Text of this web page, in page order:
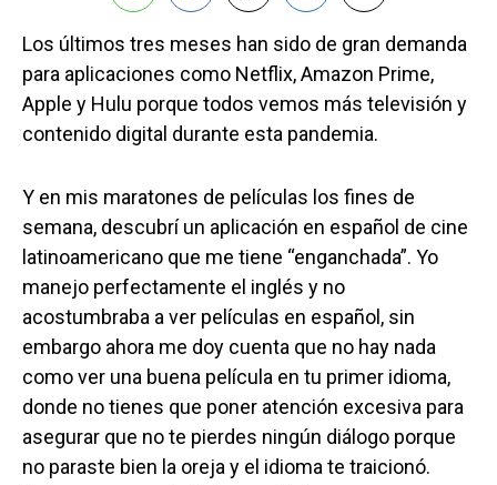
Los últimos tres meses han sido de gran demanda
para aplicaciones como Netflix, Amazon Prime,
Apple y Hulu porque todos vemos más televisión y
contenido digital durante esta pandemia.
Y en mis maratones de películas los fines de
semana, descubrí un aplicación en español de cine
latinoamericano que me tiene “enganchada”. Yo
manejo perfectamente el inglés y no
acostumbraba a ver películas en español, sin
embargo ahora me doy cuenta que no hay nada
como ver una buena película en tu primer idioma,
donde no tienes que poner atención excesiva para
asegurar que no te pierdes ningún diálogo porque
no paraste bien la oreja y el idioma te traicionó.